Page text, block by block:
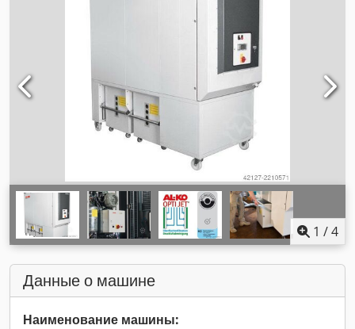
1 /4
Данные о машине
Наименование машины: